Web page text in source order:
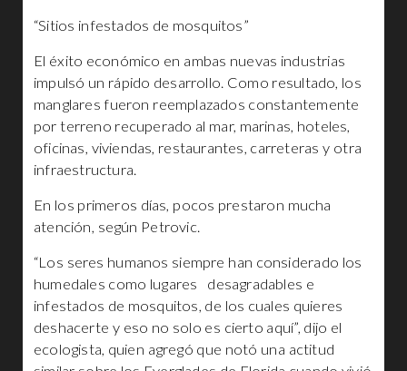
“Sitios infestados de mosquitos”
El éxito económico en ambas nuevas industrias
impulsó un rápido desarrollo. Como resultado, los
manglares fueron reemplazados constantemente
por terreno recuperado al mar, marinas, hoteles,
oficinas, viviendas, restaurantes, carreteras y otra
infraestructura.
En los primeros días, pocos prestaron mucha
atención, según Petrovic.
“Los seres humanos siempre han considerado los
humedales como lugares desagradables e
infestados de mosquitos, de los cuales quieres
deshacerte y eso no solo es cierto aquí”, dijo el
ecologista, quien agregó que notó una actitud